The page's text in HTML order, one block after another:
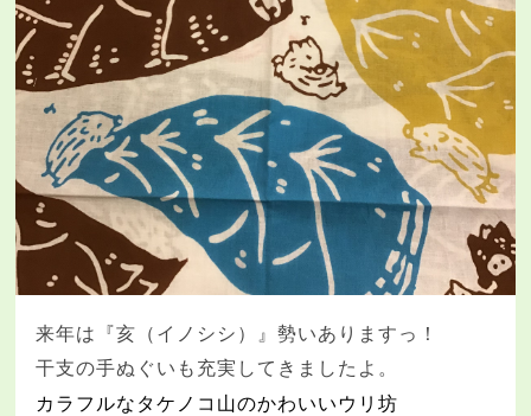
来年は『亥（イノシシ）』勢いありますっ！
干支の手ぬぐいも充実してきましたよ。
カラフルなタケノコ山のかわいいウリ坊